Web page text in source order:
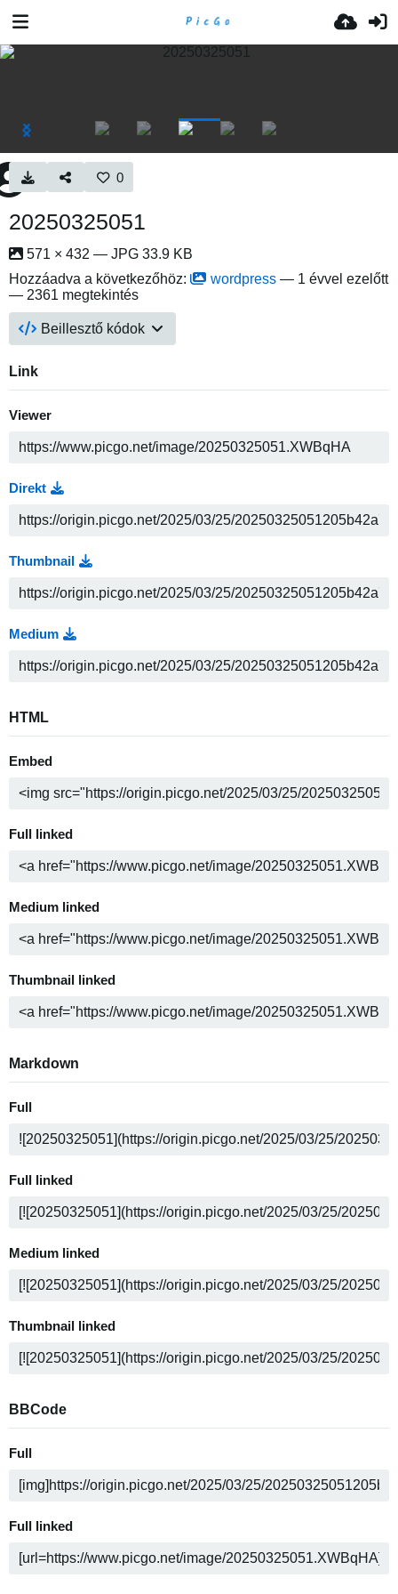
0
20250325051
571 × 432 — JPG 33.9 KB
Hozzáadva a következőhöz:
wordpress — 1 évvel ezelőtt
— 2361 megtekintés
Beillesztő kódok
Link
Viewer
Direkt
Thumbnail
Medium
HTML
Embed
Full linked
Medium linked
Thumbnail linked
Markdown
Full
Full linked
Medium linked
Thumbnail linked
BBCode
Full
Full linked